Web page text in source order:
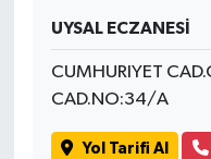
UYSAL ECZANESİ
CUMHURIYET
CAD.NO:34/A
Yol Tarifi Al